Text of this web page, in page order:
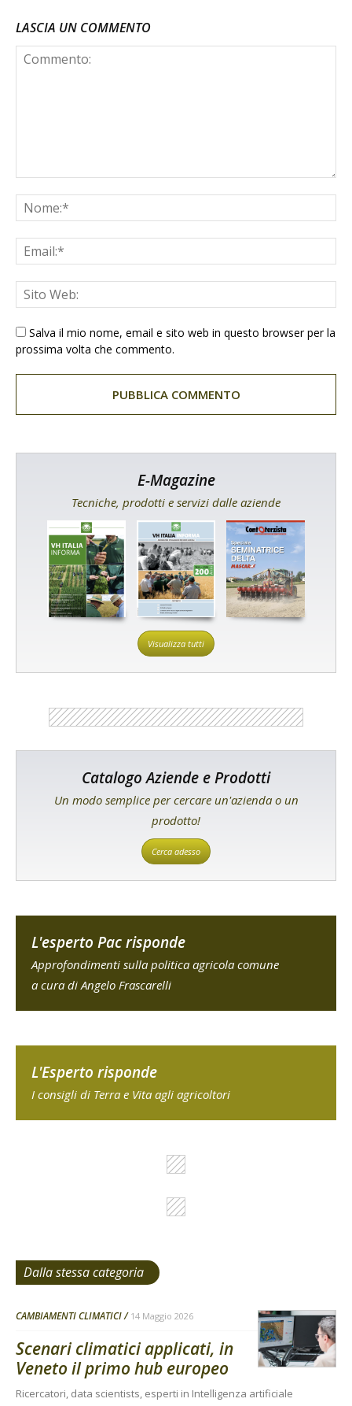
LASCIA UN COMMENTO
Salva il mio nome, email e sito web in questo browser per la
prossima volta che commento.
E-Magazine
Tecniche, prodotti e servizi dalle aziende
Visualizza tutti
Catalogo Aziende e Prodotti
Un modo semplice per cercare un'azienda o un
prodotto!
Cerca adesso
L'esperto Pac risponde
Approfondimenti sulla politica agricola comune
a cura di Angelo Frascarelli
L'Esperto risponde
I consigli di Terra e Vita agli agricoltori
Dalla stessa categoria
CAMBIAMENTI CLIMATICI 14 Maggio 2026
Scenari climatici applicati, in
Veneto il primo hub europeo
Ricercatori, data scientists, esperti in Intelligenza artificiale